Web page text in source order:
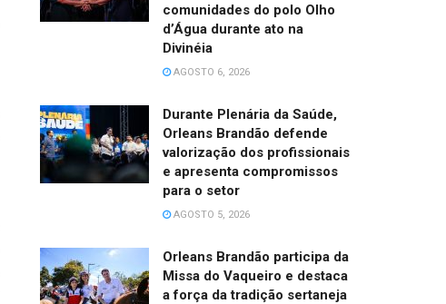
comunidades do polo Olho
d’Água durante ato na
Divinéia
AGOSTO 6, 2026
Durante Plenária da Saúde,
Orleans Brandão defende
valorização dos profissionais
e apresenta compromissos
para o setor
AGOSTO 5, 2026
Orleans Brandão participa da
Missa do Vaqueiro e destaca
a força da tradição sertaneja